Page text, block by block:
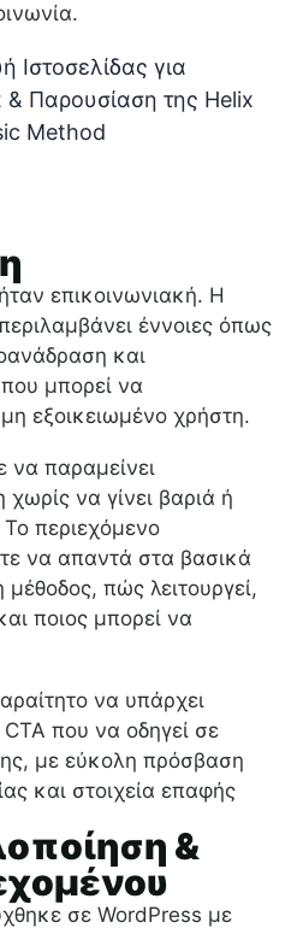
επικοινωνιακή. Η
έννοιες όπως
και
μπορεί να
εξοικειωμένο χρήστη.
να παραμείνει
να γίνει βαριά ή
περιεχόμενο
να απαντά στα βασικά
μέθοδος, πώς λειτουργεί,
ποιος μπορεί να
να υπάρχει
που να οδηγεί σε
με εύκολη πρόσβαση
και στοιχεία επαφής
&
σε WordPress με